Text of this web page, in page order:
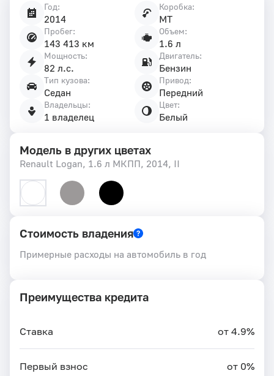
Год:
2014
Коробка:
MT
Пробег:
143 413 км
Объем:
1.6 л
Мощность:
82 л.с.
Двигатель:
Бензин
Тип кузова:
Седан
Привод:
Передний
Владельцы:
1 владелец
Цвет:
Белый
Модель в других цветах
Renault Logan, 1.6 л МКПП, 2014, II
Стоимость владения
Примерные расходы на автомобиль в год
Преимущества кредита
Ставка от 4.9%
Первый взнос от 0%